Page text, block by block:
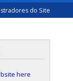
do Site
here